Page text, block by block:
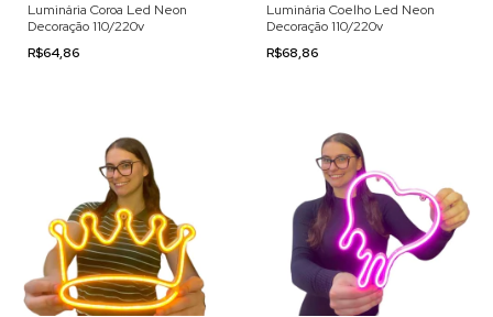
Luminária Coroa Led Neon
Decoração 110/220v
R$64,86
Luminária Coelho Led Neon
Decoração 110/220v
R$68,86